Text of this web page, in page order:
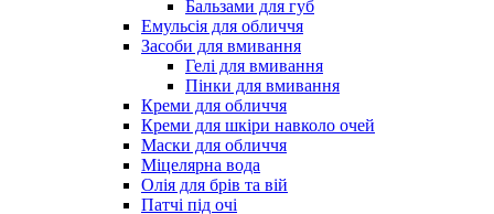
Бальзами для губ
Емульсія для обличчя
Засоби для вмивання
Гелі для вмивання
Пінки для вмивання
Креми для обличчя
Креми для шкіри навколо очей
Маски для обличчя
Міцелярна вода
Олія для брів та вій
Патчі під очі